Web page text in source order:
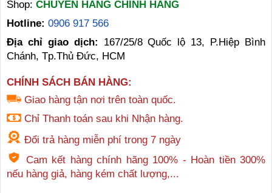
Shop: CHUYÊN HÀNG CHÍNH HÃNG
Hotline: 0906 917 566
Địa chỉ giao dịch: 167/25/8 Quốc lộ 13, P.Hiệp Bình
Chánh, Tp.Thủ Đức, HCM
CHÍNH SÁCH BÁN HÀNG:
Giao hàng tận nơi trên toàn quốc.
Chỉ Thanh toán sau khi Nhận hàng.
Đổi trả hàng miễn phí trong 7 ngày
Cam kết hàng chính hãng 100% - Hoàn tiền 300%
nếu hàng giả, hàng kém chất lượng,...